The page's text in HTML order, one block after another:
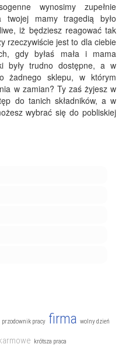
wynosimy zupełnie
mamy tragedią było
iż będziesz reagować tak
rzeczywiście jest to dla ciebie
gdy byłaś mała i mama
były trudno dostępne, a w
żadnego sklepu, w którym
w zamian? Ty zaś żyjesz w
do tanich składników, a w
wybrać się do pobliskiej
przodownik pracy firma wolny dzień
krótsza praca